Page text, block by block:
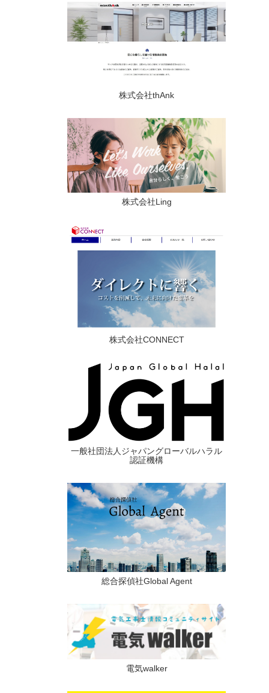
株式会社thAnk
株式会社Ling
株式会社CONNECT
一般社団法人ジャパングローバルハラル
認証機構
総合探偵社Global Agent
電気walker